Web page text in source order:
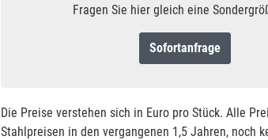
Fragen Sie hier gleich eine
Sofortanfrage
Die Preise verstehen sich in Euro pro Stück. Alle
Stahlpreisen in den vergangenen 1,5 Jahren, noch